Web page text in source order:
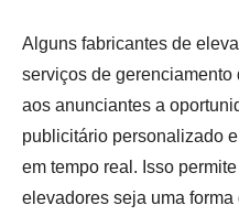
Alguns fabricantes de
serviços de
aos anunciantes a
publicitário personalizado
em tempo real. Isso
elevadores seja uma